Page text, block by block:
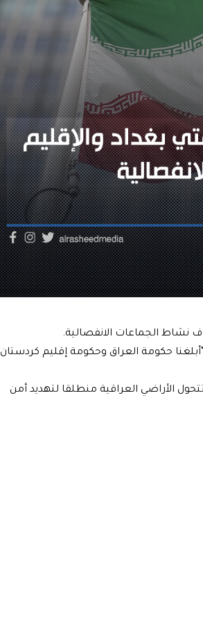
نشاط الجماعات الانفصالية.
حكومة العراق وحكومة إقليم كردستان
الأراضي العراقية منطلقا لتهديد أمن